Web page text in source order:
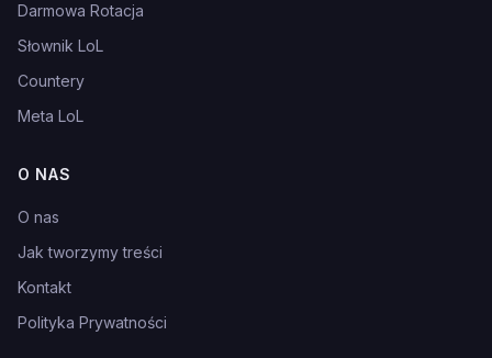
Darmowa Rotacja
Słownik LoL
Countery
Meta LoL
O NAS
O nas
Jak tworzymy treści
Kontakt
Polityka Prywatności